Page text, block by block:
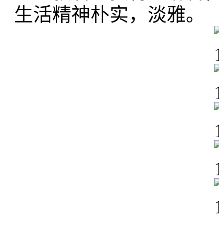
生活精神朴实，淡雅。